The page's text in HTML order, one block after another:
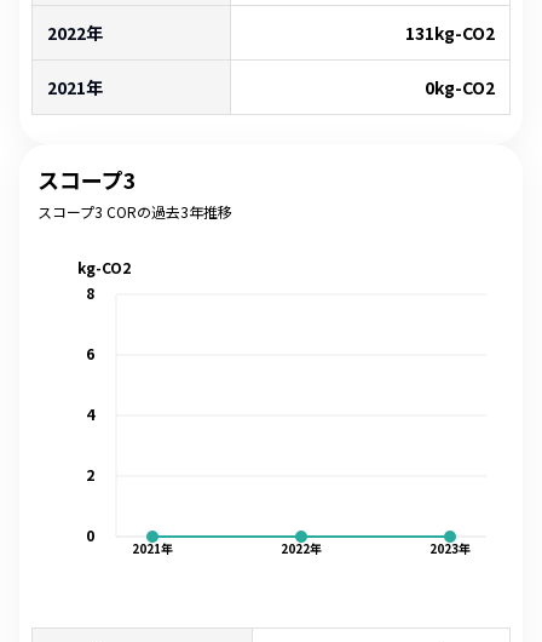
2022年 131kg-CO2
2021年 0kg-CO2
スコープ3
スコープ3 CORの過去3年推移
2021年 2022年 2023年
0
2
4
6
8
kg-CO2